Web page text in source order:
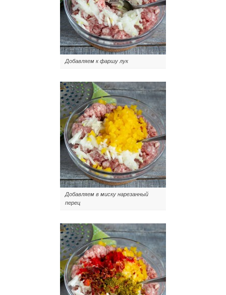
Добавляем к фаршу лук
Добавляем в миску нарезанный
перец